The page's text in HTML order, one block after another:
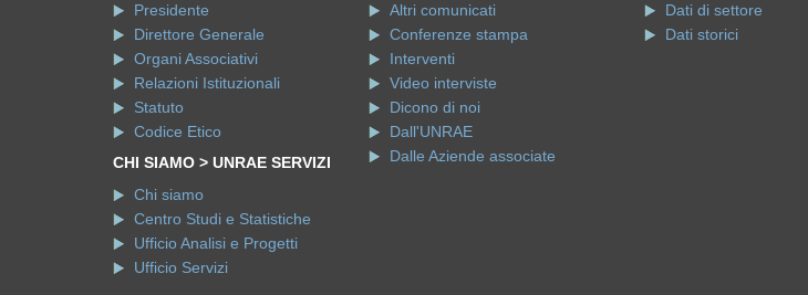
Presidente
Direttore Generale
Organi Associativi
Relazioni Istituzionali
Statuto
Codice Etico
CHI SIAMO > UNRAE SERVIZI
Chi siamo
Centro Studi e Statistiche
Ufficio Analisi e Progetti
Ufficio Servizi
Altri comunicati
Conferenze stampa
Interventi
Video interviste
Dicono di noi
Dall'UNRAE
Dalle Aziende associate
Dati di settore
Dati storici